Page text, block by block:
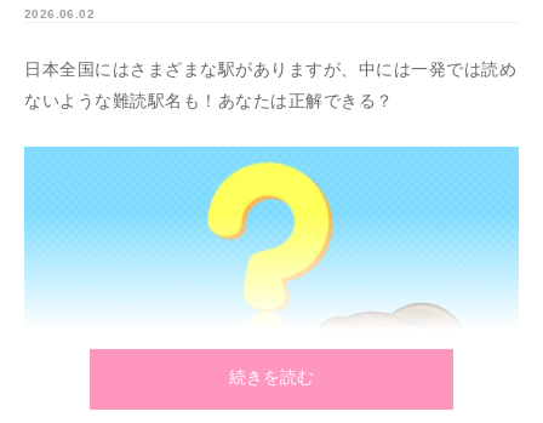
2026.06.02
日本全国にはさまざまな駅がありますが、中には一発では読め
ないような難読駅名も！あなたは正解できる？
続きを読む